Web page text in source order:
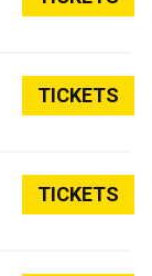
TICKETS
TICKETS